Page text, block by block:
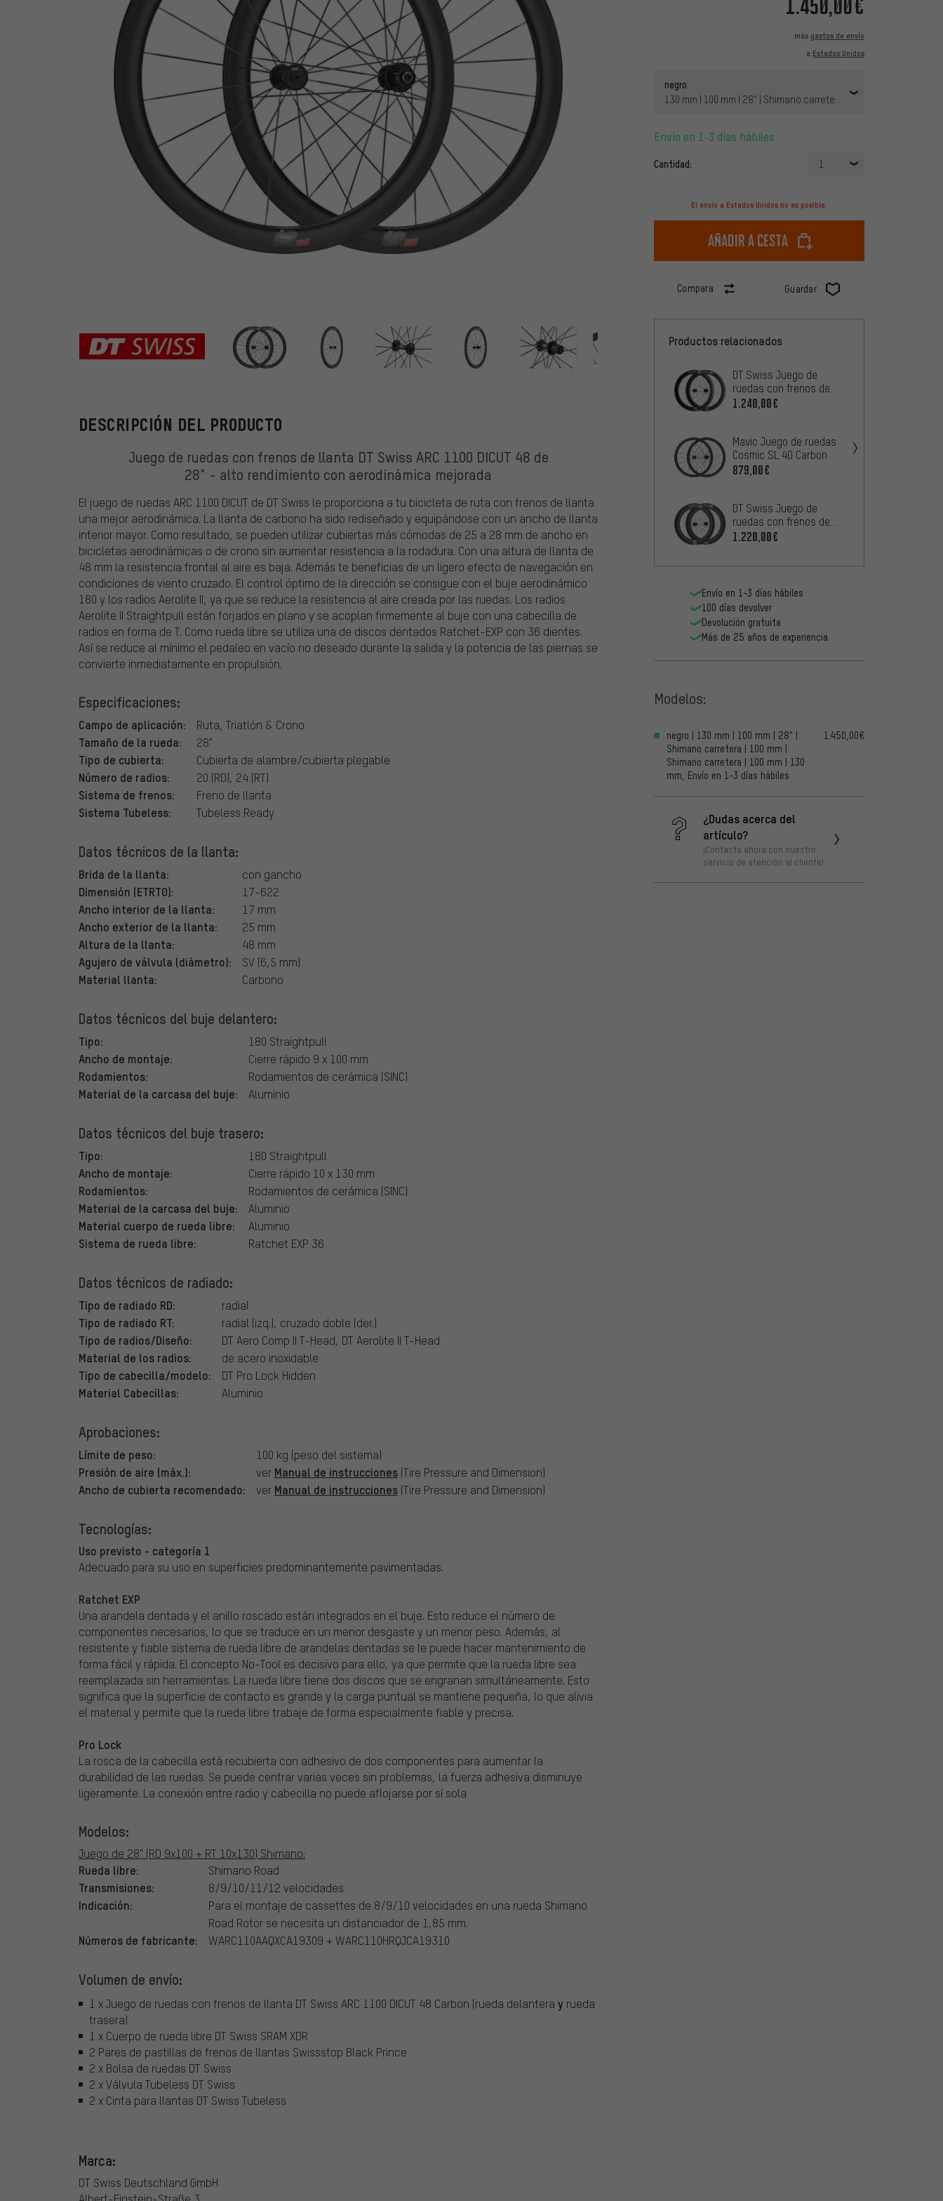
más gastos de envío
a Estados Unidos
negro
130 mm | 100 mm | 28" | Shimano carretera | 100 mm | Shimano
Envío en 1-3 días hábiles
Cantidad: 1
El envío a Estados Unidos no es posible.
Añadir a cesta
Compara Guardar
DT Swiss
DESCRIPCIÓN DEL PRODUCTO
Juego de ruedas con frenos de llanta DT Swiss ARC 1100 DICUT 48 de
28" - alto rendimiento con aerodinámica mejorada
El juego de ruedas ARC 1100 DICUT de DT Swiss le proporciona a tu bicicleta de ruta con frenos de llanta
una mejor aerodinámica. La llanta de carbono ha sido rediseñado y equipándose con un ancho de llanta
interior mayor. Como resultado, se pueden utilizar cubiertas más cómodas de 25 a 28 mm de ancho en
bicicletas aerodinámicas o de crono sin aumentar resistencia a la rodadura. Con una altura de llanta de
48 mm la resistencia frontal al aire es baja. Además te beneficias de un ligero efecto de navegación en
condiciones de viento cruzado. El control óptimo de la dirección se consigue con el buje aerodinámico
180 y los radios Aerolite II, ya que se reduce la resistencia al aire creada por las ruedas. Los radios
Aerolite II Straightpull están forjados en plano y se acoplan firmemente al buje con una cabecilla de
radios en forma de T. Como rueda libre se utiliza una de discos dentados Ratchet-EXP con 36 dientes.
Así se reduce al mínimo el pedaleo en vacío no deseado durante la salida y la potencia de las piernas se
convierte inmediatamente en propulsión.
Especificaciones:
Campo de aplicación: Ruta, Triatlón & Crono
Tamaño de la rueda: 28"
Tipo de cubierta: Cubierta de alambre/cubierta plegable
Número de radios: 20 (RD), 24 (RT)
Sistema de frenos: Freno de llanta
Sistema Tubeless: Tubeless Ready
Datos técnicos de la llanta:
Brida de la llanta: con gancho
Dimensión (ETRTO): 17-622
Ancho interior de la llanta: 17 mm
Ancho exterior de la llanta: 25 mm
Altura de la llanta: 48 mm
Agujero de válvula (diámetro): SV (6,5 mm)
Material llanta: Carbono
Datos técnicos del buje delantero:
Tipo: 180 Straightpull
Ancho de montaje: Cierre rápido 9 x 100 mm
Rodamientos: Rodamientos de cerámica (SINC)
Material de la carcasa del buje: Aluminio
Datos técnicos del buje trasero:
Tipo: 180 Straightpull
Ancho de montaje: Cierre rápido 10 x 130 mm
Rodamientos: Rodamientos de cerámica (SINC)
Material de la carcasa del buje: Aluminio
Material cuerpo de rueda libre: Aluminio
Sistema de rueda libre: Ratchet EXP 36
Datos técnicos de radiado:
Tipo de radiado RD: radial
Tipo de radiado RT: radial (izq.), cruzado doble (der.)
Tipo de radios/Diseño: DT Aero Comp II T-Head, DT Aerolite II T-Head
Material de los radios: de acero inoxidable
Tipo de cabecilla/modelo: DT Pro Lock Hidden
Material Cabecillas: Aluminio
Aprobaciones:
Límite de peso: 100 kg (peso del sistema)
Presión de aire (máx.): ver Manual de instrucciones (Tire Pressure and Dimension)
Ancho de cubierta recomendado: ver Manual de instrucciones (Tire Pressure and Dimension)
Tecnologías:
Uso previsto - categoría 1
Adecuado para su uso en superficies predominantemente pavimentadas.
Ratchet EXP
Una arandela dentada y el anillo roscado están integrados en el buje. Esto reduce el número de
componentes necesarios, lo que se traduce en un menor desgaste y un menor peso. Además, al
resistente y fiable sistema de rueda libre de arandelas dentadas se le puede hacer mantenimiento de
forma fácil y rápida. El concepto No-Tool es decisivo para ello, ya que permite que la rueda libre sea
reemplazada sin herramientas. La rueda libre tiene dos discos que se engranan simultáneamente. Esto
significa que la superficie de contacto es grande y la carga puntual se mantiene pequeña, lo que alivia
el material y permite que la rueda libre trabaje de forma especialmente fiable y precisa.
Pro Lock
La rosca de la cabecilla está recubierta con adhesivo de dos componentes para aumentar la
durabilidad de las ruedas. Se puede centrar varias veces sin problemas, la fuerza adhesiva disminuye
ligeramente. La conexión entre radio y cabecilla no puede aflojarse por sí sola
Modelos:
Juego de 28" (RD 9x100 + RT 10x130) Shimano:
Rueda libre: Shimano Road
Transmisiones: 8/9/10/11/12 velocidades
Indicación:
Para el montaje de cassettes de 8/9/10 velocidades en una rueda Shimano
Road Rotor se necesita un distanciador de 1,85 mm.
Números de fabricante: WARC110AAQXCA19309 + WARC110HRQJCA19310
Volumen de envío:
1 x Juego de ruedas con frenos de llanta DT Swiss ARC 1100 DICUT 48 Carbon (rueda delantera y rueda
trasera)
1 x Cuerpo de rueda libre DT Swiss SRAM XDR
2 Pares de pastillas de frenos de llantas Swissstop Black Prince
2 x Bolsa de ruedas DT Swiss
2 x Válvula Tubeless DT Swiss
2 x Cinta para llantas DT Swiss Tubeless
Marca:
DT Swiss Deutschland GmbH
Productos relacionados
DT Swiss Juego de
ruedas con frenos de
llanta ARC 1400 DICUT
1.240,00€
Mavic Juego de ruedas
Cosmic SL 40 Carbon
879,00€
DT Swiss Juego de
ruedas con frenos de
llanta ARC 1400 DICUT
1.220,00€
Envío en 1-3 días hábiles
100 días devolver
Devolución gratuita
Más de 25 años de experiencia
Modelos:
negro | 130 mm | 100 mm | 28" |
Shimano carretera | 100 mm |
Shimano carretera | 100 mm | 130
mm, Envío en 1-3 días hábiles
1.450,00€
¿Dudas acerca del
artículo?
¡Contacta ahora con nuestro
servicio de atención al cliente!